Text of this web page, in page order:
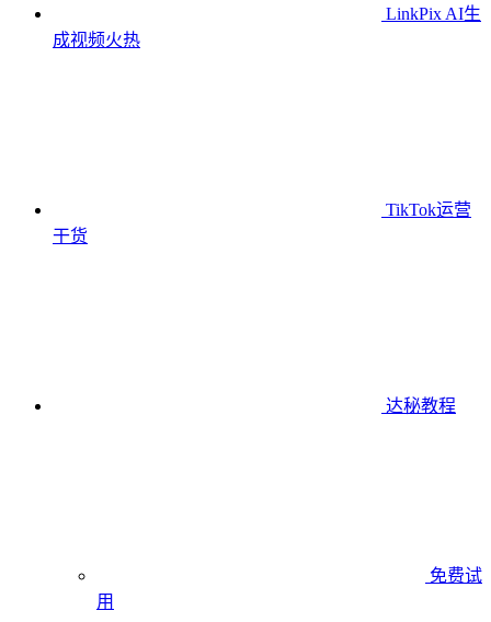
LinkPix AI生
成视频火热
TikTok运营
干货
达秘教程
免费试
用